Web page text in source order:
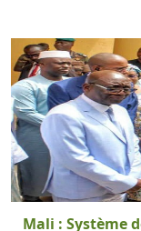
Mali : Système